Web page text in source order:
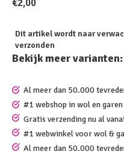
€2,00
Dit artikel wordt naar
verzonden
Bekijk meer varianten:
Al meer dan 50.000
#1 webshop in wol en garen
Gratis verzending nu al
#1 webwinkel voor wol &
Al meer dan 50.000